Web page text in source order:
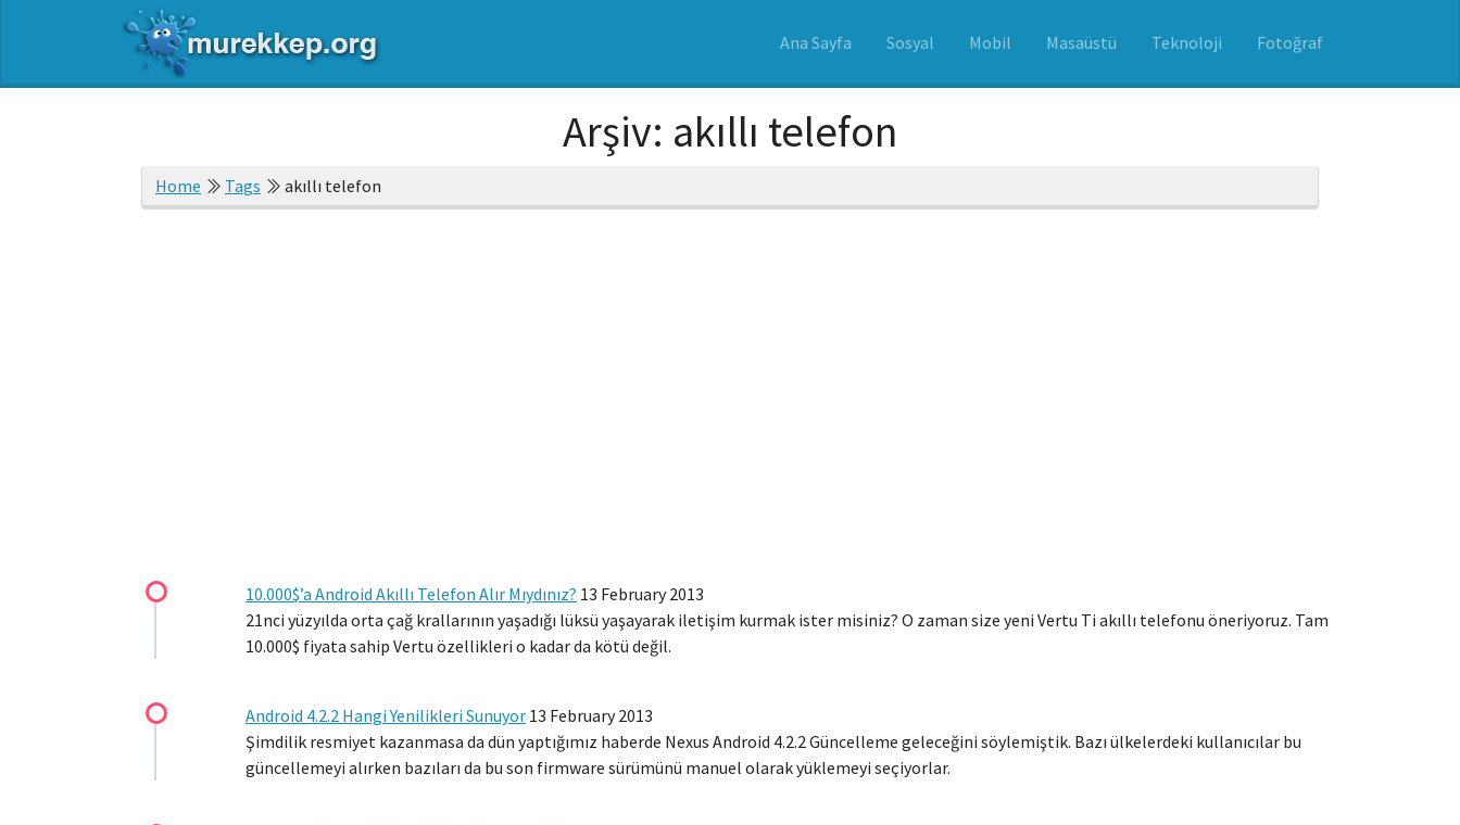
Ana Sayfa Sosyal Mobil Masaüstü Teknoloji Fotoğraf
Arşiv: akıllı telefon
Home Tags akıllı telefon
10.000$’a Android Akıllı Telefon Alır Mıydınız? 13 February 2013
21nci yüzyılda orta çağ krallarının yaşadığı lüksü yaşayarak iletişim kurmak ister misiniz? O zaman size yeni Vertu Ti akıllı telefonu öneriyoruz. Tam
10.000$ fiyata sahip Vertu özellikleri o kadar da kötü değil.
Android 4.2.2 Hangi Yenilikleri Sunuyor 13 February 2013
Şimdilik resmiyet kazanmasa da dün yaptığımız haberde Nexus Android 4.2.2 Güncelleme geleceğini söylemiştik. Bazı ülkelerdeki kullanıcılar bu
güncellemeyi alırken bazıları da bu son firmware sürümünü manuel olarak yüklemeyi seçiyorlar.